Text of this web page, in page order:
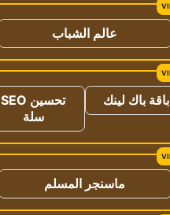
عالم الشباب
باقة باك لينك
تحسين SEO
سلة
ماسنجر المسلم